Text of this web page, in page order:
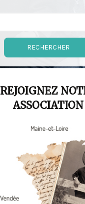
REJOIGNEZ
ASSOCIATION